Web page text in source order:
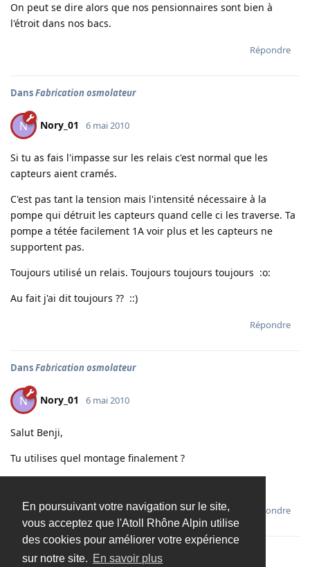
En poursuivant votre navigation sur le site,
vous acceptez que l'Atoll Rhône Alpin utilise
des cookies pour améliorer votre expérience
sur notre site. En savoir plus
On peut se dire alors que nos pensionnaires sont bien à
l'étroit dans nos bacs.
Répondre
DansFabrication osmolateur
N Nory_01 6 mai 2010
Si tu as fais l'impasse sur les relais c'est normal que les
capteurs aient cramés.
C'est pas tant la tension mais l'intensité nécessaire à la
pompe qui détruit les capteurs quand celle ci les traverse. Ta
pompe a tétée facilement 1A voir plus et les capteurs ne
supportent pas.
Toujours utilisé un relais. Toujours toujours toujours :o:
Au fait j'ai dit toujours ?? ::)
Répondre
DansFabrication osmolateur
N Nory_01 6 mai 2010
Salut Benji,
Tu utilises quel montage finalement ?
Répondre
Charger davantage